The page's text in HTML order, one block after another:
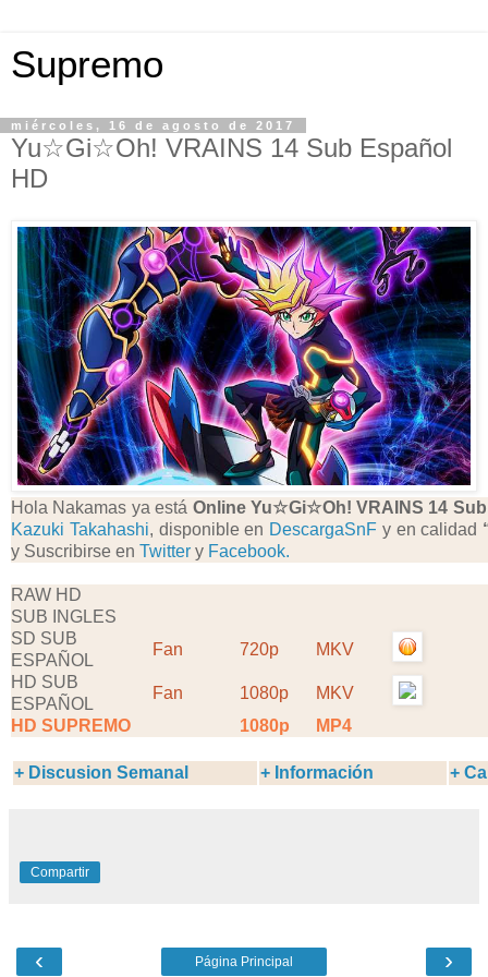
Supremo
miércoles, 16 de agosto de 2017
Yu☆Gi☆Oh! VRAINS 14 Sub Español
HD
Hola Nakamas ya está Online Yu☆Gi☆Oh! VRAINS 14
Kazuki Takahashi, disponible en DescargaSnF y en calidad
y Suscribirse en Twitter y Facebook.
RAW HD
SUB INGLES
SD SUB
ESPAÑOL
Fan 720p
MKV
HD SUB
ESPAÑOL
Fan 1080p
MKV
HD SUPREMO
1080p MP4
+ Discusion Semanal + Información +
Compartir
‹ ›
Página Principal